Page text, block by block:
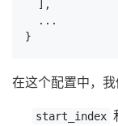
  ],
  ...
}
在这个配置中，我
start_index